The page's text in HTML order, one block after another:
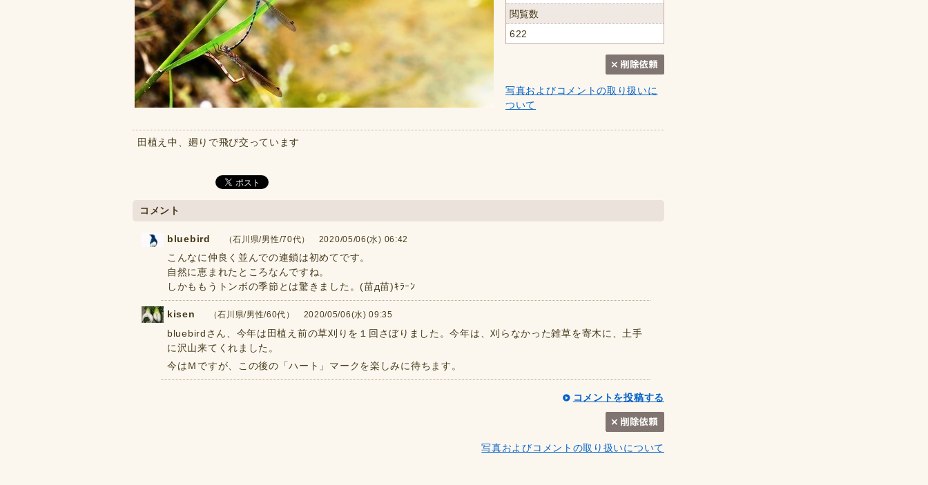
閲覧数
622
写真およびコメントの取り扱いに
ついて
田植え中、廻りで飛び交っています
コメント
bluebird （石川県/男性/70代） 2020/05/06(水) 06:42
こんなに仲良く並んでの連鎖は初めてです。
自然に恵まれたところなんですね。
しかももうトンボの季節とは驚きました。(苗д苗)ｷﾗｰﾝ
kisen （石川県/男性/60代） 2020/05/06(水) 09:35
bluebirdさん、今年は田植え前の草刈りを１回さぼりました。今年は、刈らなかった雑草を寄木に、土手
に沢山来てくれました。
今はＭですが、この後の「ハート」マークを楽しみに待ちます。
コメントを投稿する
写真およびコメントの取り扱いについて